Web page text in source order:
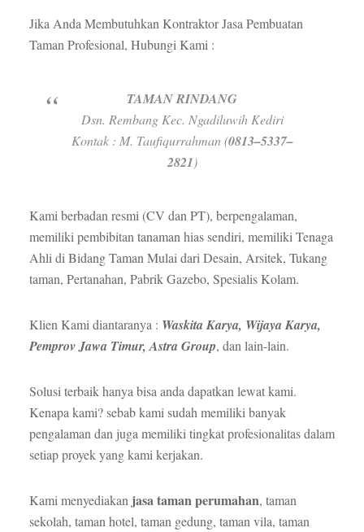
Jika Anda Membutuhkan Kontraktor Jasa Pembuatan
Taman Profesional, Hubungi Kami :
TAMAN RINDANG
Dsn. Rembang Kec. Ngadiluwih Kediri
Kontak : M. Taufiqurrahman (0813–5337–
2821)
Kami berbadan resmi (CV dan PT), berpengalaman,
memiliki pembibitan tanaman hias sendiri, memiliki Tenaga
Ahli di Bidang Taman Mulai dari Desain, Arsitek, Tukang
taman, Pertanahan, Pabrik Gazebo, Spesialis Kolam.
Klien Kami diantaranya : Waskita Karya, Wijaya Karya,
Pemprov Jawa Timur, Astra Group, dan lain-lain.
Solusi terbaik hanya bisa anda dapatkan lewat kami.
Kenapa kami? sebab kami sudah memiliki banyak
pengalaman dan juga memiliki tingkat profesionalitas dalam
setiap proyek yang kami kerjakan.
Kami menyediakanjasa taman perumahan, taman
sekolah, taman hotel, taman gedung, taman vila, taman